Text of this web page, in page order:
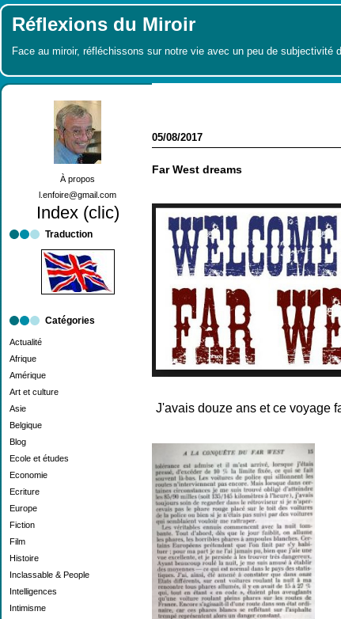
Réflexions du Miroir
Face au miroir, réfléchissons sur notre vie avec un peu de subjectivité
À propos
l.enfoire@gmail.com
Index (clic)
Traduction
Catégories
Actualité
Afrique
Amérique
Art et culture
Asie
Belgique
Blog
Ecole et études
Economie
Ecriture
Europe
Fiction
Film
Histoire
Inclassable & People
Intelligences
Intimisme
05/08/2017
Far West dreams
J'avais douze ans et ce voyage